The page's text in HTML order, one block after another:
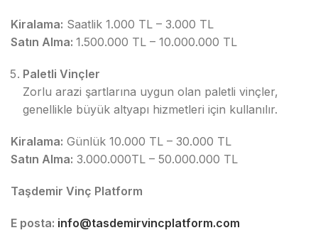
Kiralama: Saatlik 1.000 TL – 3.000 TL
Satın Alma: 1.500.000 TL – 10.000.000 TL
Paletli Vinçler
Zorlu arazi şartlarına uygun olan paletli vinçler,
genellikle büyük altyapı hizmetleri için kullanılır.
Kiralama: Günlük 10.000 TL – 30.000 TL
Satın Alma: 3.000.000TL – 50.000.000 TL
Taşdemir Vinç Platform
E posta: info@tasdemirvincplatform.com